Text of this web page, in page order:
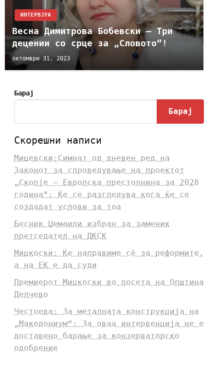
ИНТЕРВЈУА
Весна Димитрова Бобевски – Три
децении со срце за „Словото“!
октомври 31, 2023
Барај
Барај
Скорешни написи
Мицевски:Симнат од дневен ред на
Законот за спроведување на проектот
„Скопје – Европска престолнина за 2028
година“: Ќе се разгледува кога ќе се
создадат услови за тоа
Бесник Џемаили избран за заменик
претседател на ДКСК
Мицкоски: Ќе направиме сè за реформите,
а на ЕК е да суди
Премиерот Мицкоски во посета на Општина
Делчево
Честоева: За металната конструкција на
„Македониум“: За оваа интервенција не е
доставено барање за конзерваторско
одобрение